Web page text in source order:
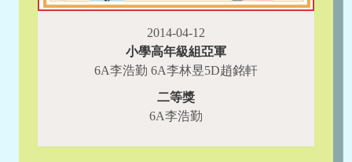
2014-04-12
小學高年級組亞軍
6A李浩勤 6A李林昱5D趙銘軒
二等獎
6A李浩勤